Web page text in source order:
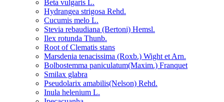
Beta vulgaris L.
Hydrangea strigosa Rehd.
Cucumis melo L.
Stevia rebaudiana (Bertoni) Hemsl.
Ilex rotunda Thunb.
Root of Clematis stans
Marsdenia tenacissima (Roxb.) Wight et Arn.
Bolbostemma paniculatum(Maxim.) Franquet
Smilax glabra
Pseudolarix amabilis(Nelson) Rehd.
Inula helenium L.